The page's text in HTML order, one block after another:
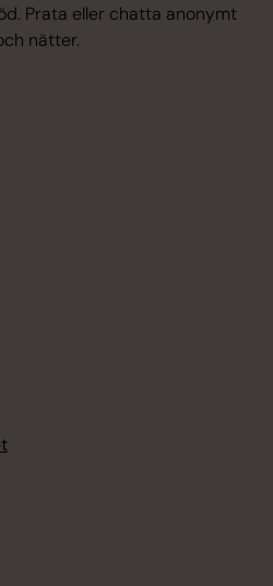
Prata eller chatta anonymt
nätter.